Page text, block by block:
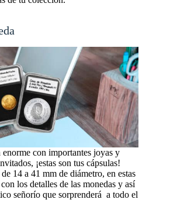
EVER
enorme con importantes joyas y
¡estas son tus cápsulas!
14 a 41 mm de diámetro, en estas
los detalles de las monedas y así
señorío que sorprenderá a todo el